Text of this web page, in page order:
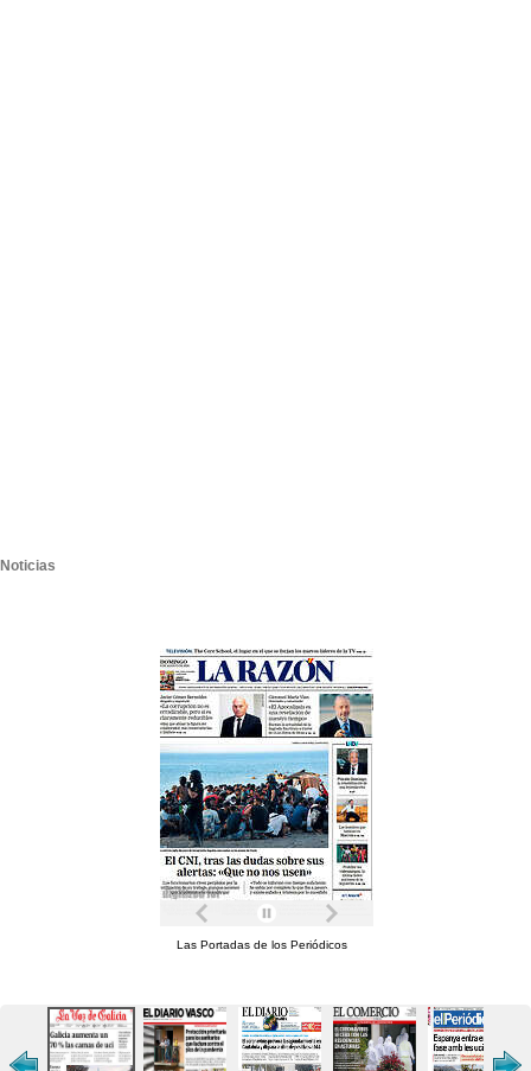
Noticias
Las Portadas de los Periódicos